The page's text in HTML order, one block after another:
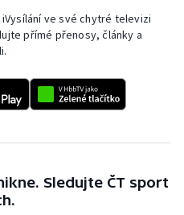
iVysílání ve své chytré televizi
přímé přenosy, články a
Sledujte ČT sport